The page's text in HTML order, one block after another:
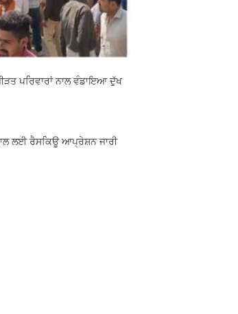
ਪਰਿਵਾਰਾਂ ਨਾਲ ਵੰਡਾਇਆ ਦੁੱਖ
ਲਈ ਰੈਸਕਿਊ ਆਪ੍ਰੇਸ਼ਨ ਜਾਰੀ